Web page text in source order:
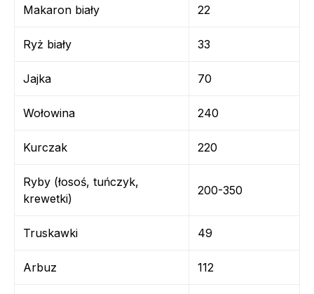
Makaron biały 22
Ryż biały 33
Jajka 70
Wołowina 240
Kurczak 220
Ryby (łosoś, tuńczyk,
krewetki)
200-350
Truskawki 49
Arbuz 112